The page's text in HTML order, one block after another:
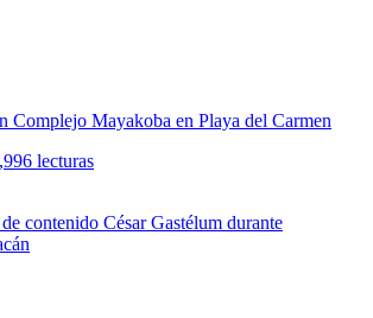
Complejo Mayakoba en Playa del Carmen
lecturas
contenido César Gastélum durante